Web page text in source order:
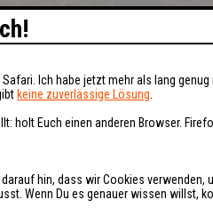
Ich habe jetzt mehr als lang
keine zuverlässige Lösung
Euch einen anderen Browser.
hin, dass wir Cookies
Wenn Du es genauer wissen willst,